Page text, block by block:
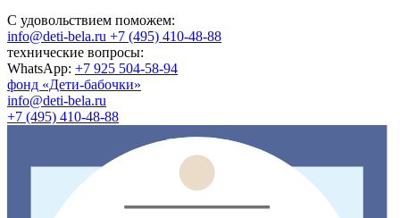
С удовольствием поможем:
info@deti-bela.ru +7 (495) 410-48-88
технические вопросы:
WhatsApp: +7 925 504-58-94
фонд «Дети-бабочки»
info@deti-bela.ru
+7 (495) 410-48-88